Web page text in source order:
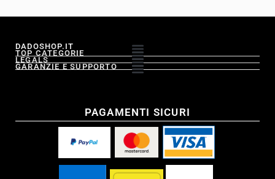
DADOSHOP.IT
TOP CATEGORIE
LEGALS
GARANZIE E SUPPORTO
PAGAMENTI SICURI